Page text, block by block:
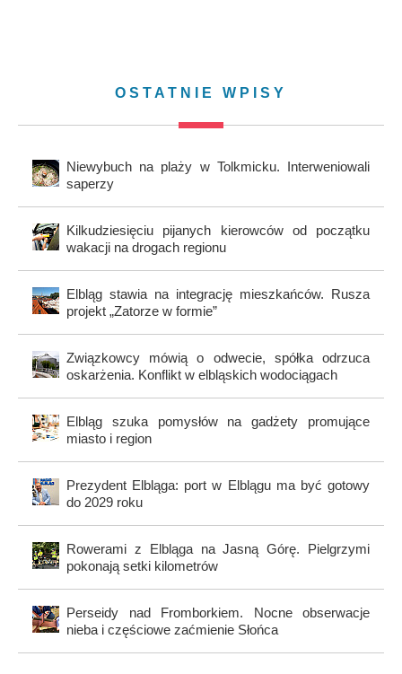
OSTATNIE WPISY
Niewybuch na plaży w Tolkmicku. Interweniowali
saperzy
Kilkudziesięciu pijanych kierowców od początku
wakacji na drogach regionu
Elbląg stawia na integrację mieszkańców. Rusza
projekt „Zatorze w formie”
Związkowcy mówią o odwecie, spółka odrzuca
oskarżenia. Konflikt w elbląskich wodociągach
Elbląg szuka pomysłów na gadżety promujące
miasto i region
Prezydent Elbląga: port w Elblągu ma być gotowy
do 2029 roku
Rowerami z Elbląga na Jasną Górę. Pielgrzymi
pokonają setki kilometrów
Perseidy nad Fromborkiem. Nocne obserwacje
nieba i częściowe zaćmienie Słońca